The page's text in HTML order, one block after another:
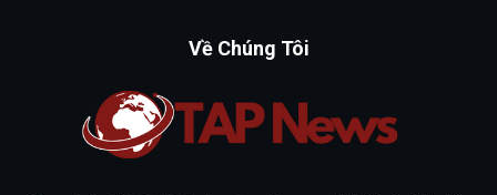
Về Chúng Tôi